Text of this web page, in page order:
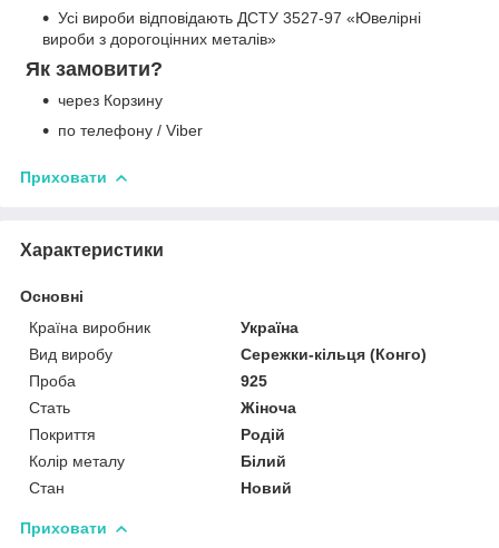
Усі вироби відповідають ДСТУ 3527-97 «Ювелірні
вироби з дорогоцінних металів»
Як замовити?
через Корзину
по телефону / Viber
Приховати
Характеристики
Основні
Країна виробник
Україна
Вид виробу
Сережки-кільця (Конго)
Проба
925
Стать
Жіноча
Покриття
Родій
Колір металу
Білий
Стан
Новий
Приховати